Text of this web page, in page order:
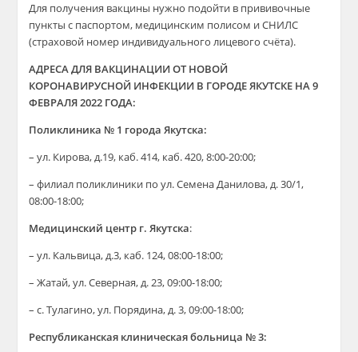
Для получения вакцины нужно подойти в прививочные
пункты с паспортом, медицинским полисом и СНИЛС
(страховой номер индивидуального лицевого счёта).
АДРЕСА ДЛЯ ВАКЦИНАЦИИ ОТ НОВОЙ
КОРОНАВИРУСНОЙ ИНФЕКЦИИ В ГОРОДЕ ЯКУТСКЕ НА 9
ФЕВРАЛЯ 2022 ГОДА:
Поликлиника № 1 города Якутска:
– ул. Кирова, д.19, каб. 414, каб. 420, 8:00-20:00;
– филиал поликлиники по ул. Семена Данилова, д. 30/1,
08:00-18:00;
Медицинский центр г. Якутска:
– ул. Кальвица, д.3, каб. 124, 08:00-18:00;
– Жатай, ул. Северная, д. 23, 09:00-18:00;
– с. Тулагино, ул. Порядина, д. 3, 09:00-18:00;
Республиканская клиническая больница № 3: